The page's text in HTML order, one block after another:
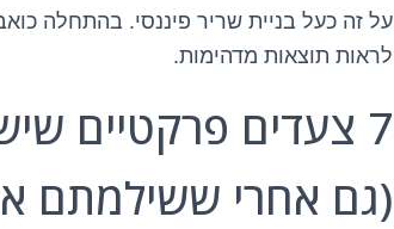
על זה כעל בניית שריר פיננסי. בהתחלה
לראות תוצאות מדהימות.
7 צעדים פרקטיים
(גם אחרי ששילמתם